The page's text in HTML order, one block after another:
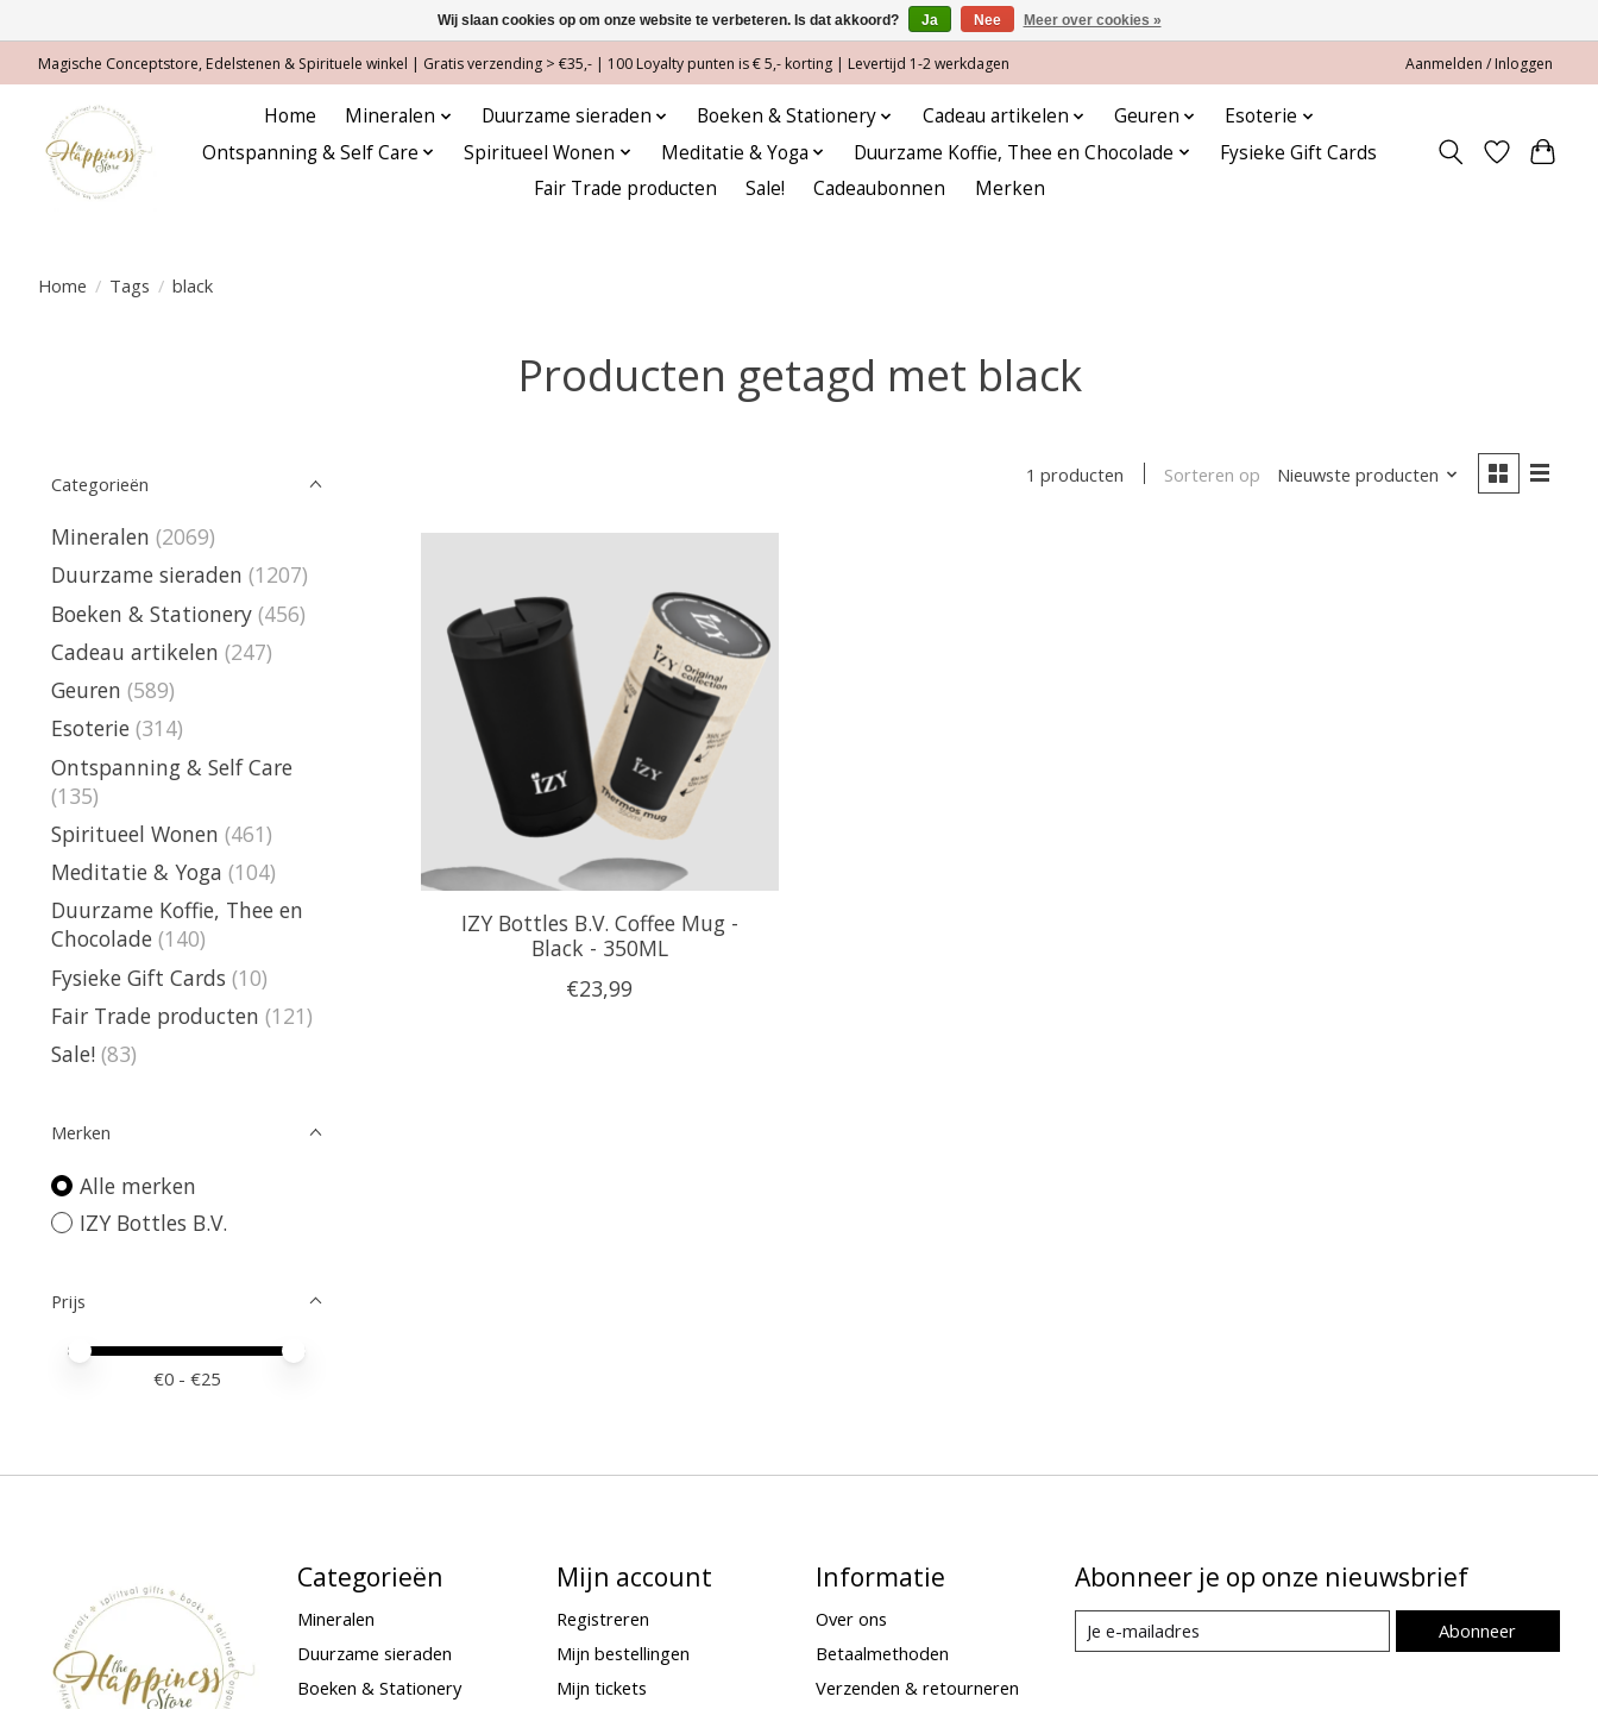
Magische Conceptstore, Edelstenen & Spirituele winkel | Gratis verzending > €35,- | 100 Loyalty punten is € 5,- korting | Levertijd 1-2 werkdagen Aanmelden / Inloggen
Home Mineralen Duurzame sieraden Boeken & Stationery Cadeau artikelen Geuren
Esoterie
Ontspanning & Self Care
Spiritueel Wonen Meditatie & Yoga Duurzame Koffie, Thee en Chocolade
Fysieke Gift Cards
Fair Trade producten
Sale! Cadeaubonnen Merken
Home / Tags / black
Producten getagd met black
Categorieën
Mineralen (2069)
Duurzame sieraden (1207)
Boeken & Stationery (456)
Cadeau artikelen (247)
Geuren (589)
Esoterie (314)
Ontspanning & Self Care
(135)
Spiritueel Wonen (461)
Meditatie & Yoga (104)
Duurzame Koffie, Thee en
Chocolade (140)
Fysieke Gift Cards (10)
Fair Trade producten (121)
Sale! (83)
Merken
Alle merken
IZY Bottles B.V.
Prijs
Minimale prijswaarde
Price maximum value
€0 - €25
1 producten Sorteren op Nieuwste producten
IZY Bottles B.V. Coffee Mug -
Black - 350ML
€23,99
Categorieën
Mineralen
Duurzame sieraden
Boeken & Stationery
Mijn account
Registreren
Mijn bestellingen
Mijn tickets
Informatie
Over ons
Betaalmethoden
Verzenden & retourneren
Abonneer je op onze nieuwsbrief
Abonneer
Wij slaan cookies op om onze website te verbeteren. Is dat akkoord? Ja Nee Meer over cookies »